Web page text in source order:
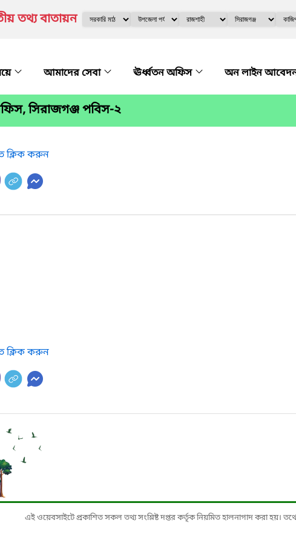
তথ্য বাতায়ন
আমাদের সেবা ঊর্ধ্বতন অফিস অন লাইন
সিরাজগঞ্জ পবিস-২
ক্লিক করুন
ক্লিক করুন
এই ওয়েবসাইটে প্রকাশিত সকল তথ্য সংশ্লিষ্ট দপ্তর কর্তৃক নিয়মিত হালনাগাদ করা হয়।